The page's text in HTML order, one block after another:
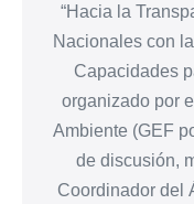
“Hacia la
Nacionales con
Capacidades
organizado por
Ambiente (GEF
de discusión,
Coordinador del